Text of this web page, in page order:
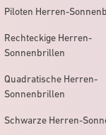
Piloten Herren-
Rechteckige Herren-
Sonnenbrillen
Quadratische Herren-
Sonnenbrillen
Schwarze Herren-